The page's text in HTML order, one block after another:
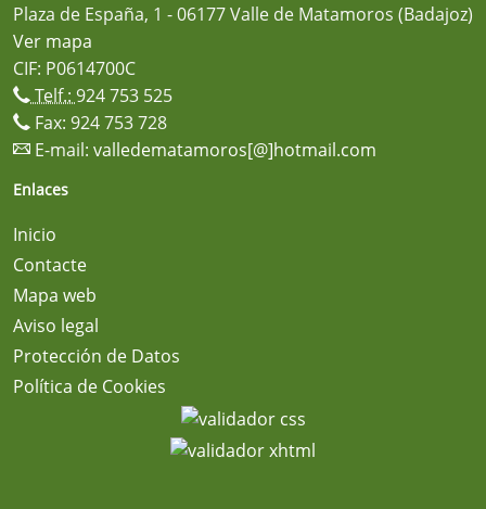
Plaza de España, 1 - 06177 Valle de Matamoros (Badajoz)
Ver mapa
CIF: P0614700C
Telf.: 924 753 525
Fax: 924 753 728
E-mail: valledematamoros[@]hotmail.com
Enlaces
Inicio
Contacte
Mapa web
Aviso legal
Protección de Datos
Política de Cookies